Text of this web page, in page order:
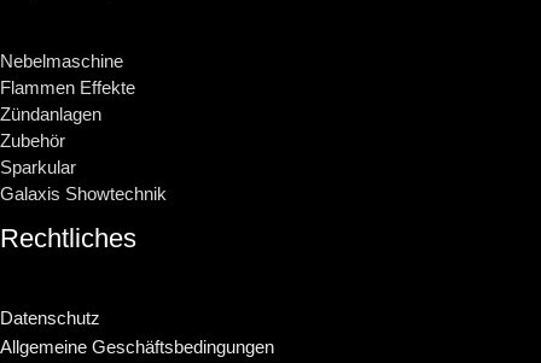
Nebelmaschine
Flammen Effekte
Zündanlagen
Zubehör
Sparkular
Galaxis Showtechnik
Rechtliches
Datenschutz
Allgemeine Geschäftsbedingungen